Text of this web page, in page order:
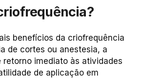
benefícios da criofrequência
de cortes ou anestesia, a
retorno imediato às atividades
de aplicação em